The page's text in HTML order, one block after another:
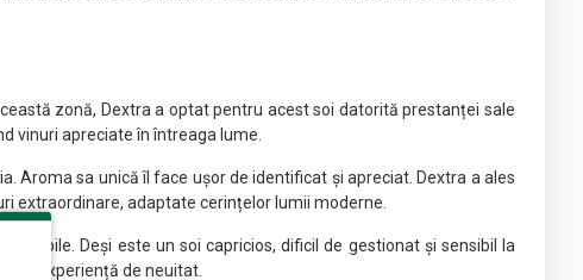
zonă, Dextra a optat pentru acest soi datorită prestanței sale
vinuri apreciate în întreaga lume.
Aroma sa unică îl face ușor de identificat și apreciat. Dextra a ales
extraordinare, adaptate cerințelor lumii moderne.
Deși este un soi capricios, dificil de gestionat și sensibil la
o experiență de neuitat.